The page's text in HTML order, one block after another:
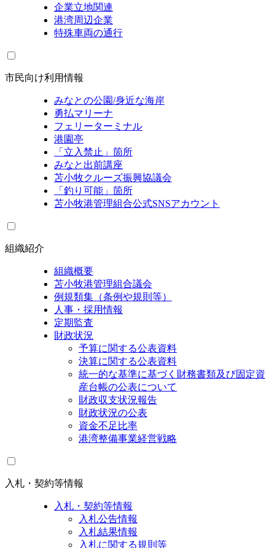
企業立地関連
港湾周辺企業
特殊車両の通行
市民向け利用情報
みなとの公園/身近な海岸
勇払マリーナ
フェリーターミナル
港園亭
「立入禁止」箇所
みなと出前講座
苫小牧クルーズ振興協議会
「釣り可能」箇所
苫小牧港管理組合公式SNSアカウント
組織紹介
組織概要
苫小牧港管理組合議会
例規類集（条例や規則等）
人事・採用情報
定期監査
財政状況
予算に関する公表資料
決算に関する公表資料
統一的な基準に基づく財務書類及び固定資
産台帳の公表について
財政収支状況報告
財政状況の公表
資金不足比率
港湾整備事業経営戦略
入札・契約等情報
入札・契約等情報
入札公告情報
入札結果情報
入札に関する規則等